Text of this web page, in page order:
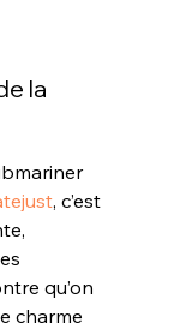
la
, c’est
qu’on
charme